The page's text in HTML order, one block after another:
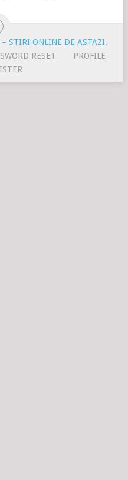
STIRI ONLINE DE ASTAZI.
RESET
PROFILE